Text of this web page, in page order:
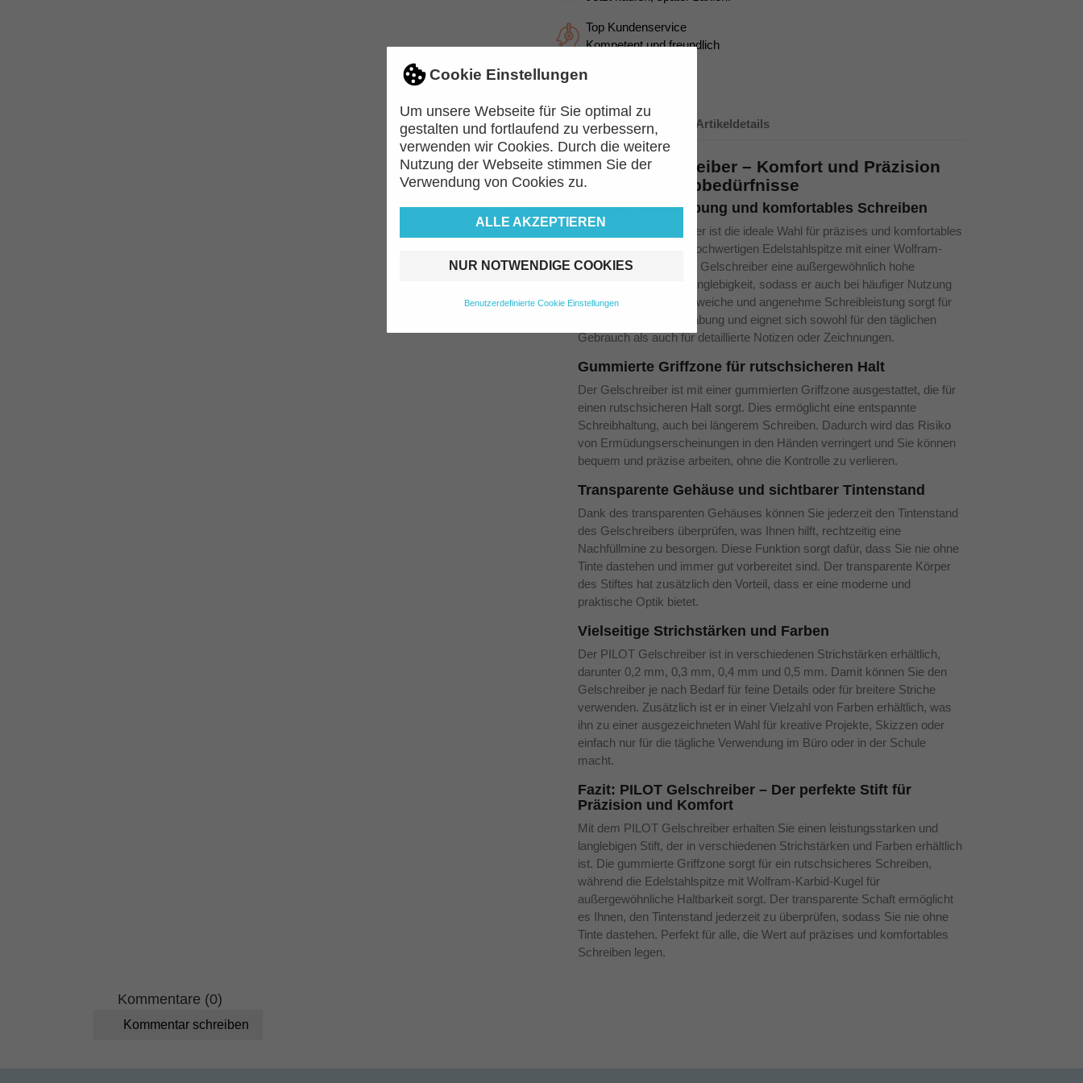
Cookie Einstellungen
Um unsere Webseite für Sie optimal zu
gestalten und fortlaufend zu verbessern,
verwenden wir Cookies. Durch die weitere
Nutzung der Webseite stimmen Sie der
Verwendung von Cookies zu.
ALLE AKZEPTIEREN
NUR NOTWENDIGE COOKIES
Benutzerdefinierte Cookie Einstellungen
Top Kundenservice
Kompetent und freundlich
Beschreibung Artikeldetails
PILOT Gelschreiber – Komfort und Präzision
für alle Schreibbedürfnisse
Perfekte Handhabung und komfortables Schreiben
Der PILOT Gelschreiber ist die ideale Wahl für präzises und komfortables
Schreiben. Dank der hochwertigen Edelstahlspitze mit einer Wolfram-
Karbid-Kugel bietet der Gelschreiber eine außergewöhnlich hohe
Druckresistenz und Langlebigkeit, sodass er auch bei häufiger Nutzung
zuverlässig bleibt. Die weiche und angenehme Schreibleistung sorgt für
eine mühelose Handhabung und eignet sich sowohl für den täglichen
Gebrauch als auch für detaillierte Notizen oder Zeichnungen.
Gummierte Griffzone für rutschsicheren Halt
Der Gelschreiber ist mit einer gummierten Griffzone ausgestattet, die für
einen rutschsicheren Halt sorgt. Dies ermöglicht eine entspannte
Schreibhaltung, auch bei längerem Schreiben. Dadurch wird das Risiko
von Ermüdungserscheinungen in den Händen verringert und Sie können
bequem und präzise arbeiten, ohne die Kontrolle zu verlieren.
Transparente Gehäuse und sichtbarer Tintenstand
Dank des transparenten Gehäuses können Sie jederzeit den Tintenstand
des Gelschreibers überprüfen, was Ihnen hilft, rechtzeitig eine
Nachfüllmine zu besorgen. Diese Funktion sorgt dafür, dass Sie nie ohne
Tinte dastehen und immer gut vorbereitet sind. Der transparente Körper
des Stiftes hat zusätzlich den Vorteil, dass er eine moderne und
praktische Optik bietet.
Vielseitige Strichstärken und Farben
Der PILOT Gelschreiber ist in verschiedenen Strichstärken erhältlich,
darunter 0,2 mm, 0,3 mm, 0,4 mm und 0,5 mm. Damit können Sie den
Gelschreiber je nach Bedarf für feine Details oder für breitere Striche
verwenden. Zusätzlich ist er in einer Vielzahl von Farben erhältlich, was
ihn zu einer ausgezeichneten Wahl für kreative Projekte, Skizzen oder
einfach nur für die tägliche Verwendung im Büro oder in der Schule
macht.
Fazit: PILOT Gelschreiber – Der perfekte Stift für
Präzision und Komfort
Mit dem PILOT Gelschreiber erhalten Sie einen leistungsstarken und
langlebigen Stift, der in verschiedenen Strichstärken und Farben erhältlich
ist. Die gummierte Griffzone sorgt für ein rutschsicheres Schreiben,
während die Edelstahlspitze mit Wolfram-Karbid-Kugel für
außergewöhnliche Haltbarkeit sorgt. Der transparente Schaft ermöglicht
es Ihnen, den Tintenstand jederzeit zu überprüfen, sodass Sie nie ohne
Tinte dastehen. Perfekt für alle, die Wert auf präzises und komfortables
Schreiben legen.
Kommentare (0)
Kommentar schreiben